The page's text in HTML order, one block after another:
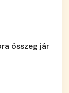
összeg jár